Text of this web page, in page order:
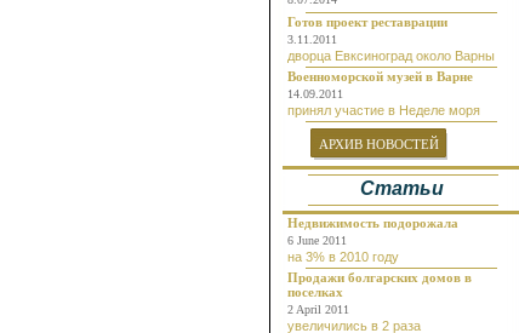
Добрич
Долгопол
Долна Баня
Долни Чифлик
Дуранкулак
Елена
Елените
Золотые Пески
Каварна
Камчия
Кошарица
Кранево
Лозенец
Несебр
Нови Пазар
Обзор
Пампорово
Готов проект реставрации
3.11.2011
дворца Евксиноград около Варны
Военноморской музей в Варне
14.09.2011
принял участие в Неделе моря
АРХИВ НОВОСТЕЙ
Статьи
Недвижимость подорожала
6 June 2011
на 3% в 2010 году
Продажи болгарских домов в
поселках
2 April 2011
увеличились в 2 раза